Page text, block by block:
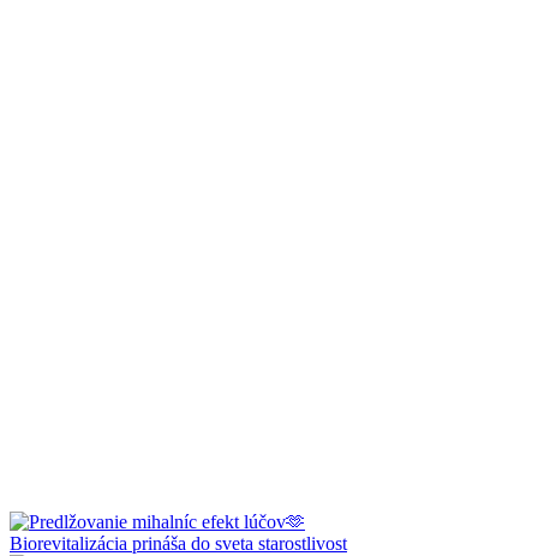
Biorevitalizácia prináša do sveta starostlivost